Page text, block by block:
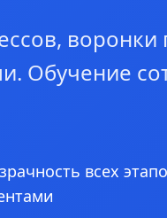
Обучение
всех